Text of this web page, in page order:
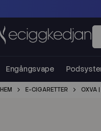
Engångsvape
HEM E-CIGARETTER OXVA